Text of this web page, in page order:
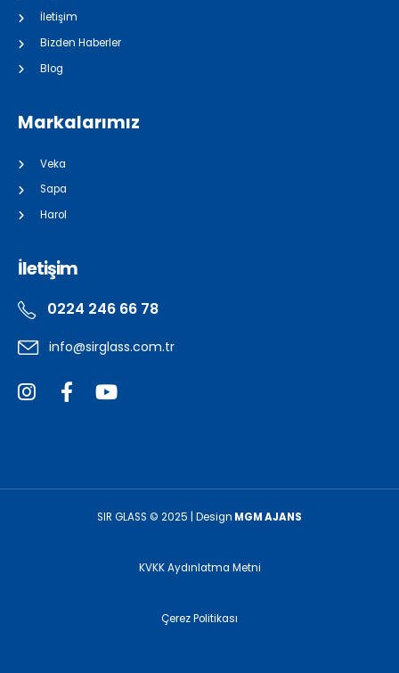
İletişim
Bizden Haberler
Blog
Markalarımız
Veka
Sapa
Harol
İletişim
0224 246 66 78
info@sirglass.com.tr
SIR GLASS © 2025 | Design MGM AJANS
KVKK Aydınlatma Metni
Çerez Politikası